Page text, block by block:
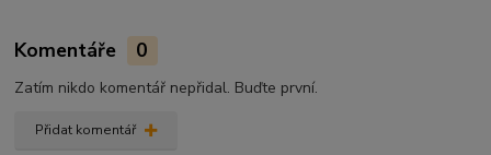
Komentáře 0
Zatím nikdo komentář nepřidal. Buďte první.
Přidat komentář